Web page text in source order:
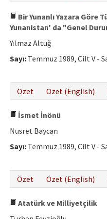
Bir Yunanlı Yazara Göre
Yunanistan' da "Genel
Yılmaz Altuğ
Sayı: Temmuz 1989, Cilt V -
Özet
Özet (English)
İsmet İnönü
Nusret Baycan
Sayı: Temmuz 1989, Cilt V -
Özet
Özet (English)
Atatürk ve Milliyetçilik